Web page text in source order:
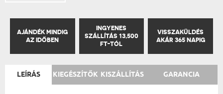
AJÁNDÉK MINDIG
AZ IDŐBEN
INGYENES
SZÁLLÍTÁS 13,500
FT-TÓL
VISSZAKÜLDÉS
AKÁR 365 NAPIG
LEÍRÁS KIEGÉSZÍTŐK KISZÁLLÍTÁS GARANCIA